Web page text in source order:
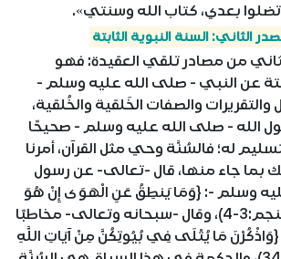
بعدي، كتاب الله وسنتي».
الثاني: السنة النبوية الثابتة
من مصادر تلقي العقيدة: فهو
عن النبي - صلى الله عليه وسلم -
والتقريرات والصفات الخَلقية والخُلقية،
الله - صلى الله عليه وسلم - صحيحًا
له؛ فالسُنَّة وحي مثل القرآن، أمرنا
بما جاء منها، قال -تعالى- عن رسول
وسلم -: {وَمَا يَنطِقُ عَنِ الْهَوَى إِنْ هُوَ
إِلا وَحْيٌ يُوحَى}(النجم:3-4)، وقال -سبحانه وتعالى- مخاطبًا
مَا يُتْلَى فِي بُيُوتِكُنَّ مِنْ آيَاتِ اللَّهِ